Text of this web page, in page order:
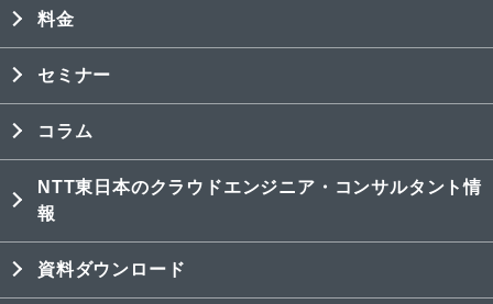
料金
セミナー
コラム
NTT東日本のクラウドエンジニア・コンサルタント情
報
資料ダウンロード